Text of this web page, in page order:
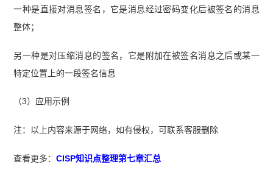
一种是直接对消息签名，它是消息经过密码变化后被签名的消息
整体；
另一种是对压缩消息的签名，它是附加在被签名消息之后或某一
特定位置上的一段签名信息
（3）应用示例
注：以上内容来源于网络，如有侵权，可联系客服删除
查看更多：CISP知识点整理第七章汇总